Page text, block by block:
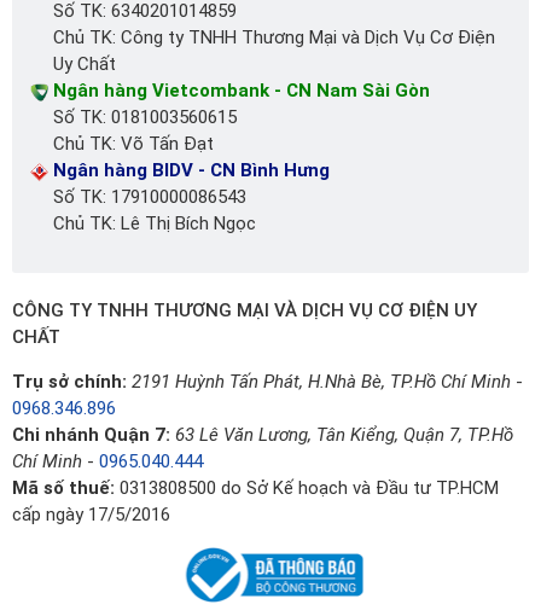
Số TK: 6340201014859
Chủ TK: Công ty TNHH Thương Mại và Dịch Vụ Cơ Điện
Uy Chất
Ngân hàng Vietcombank - CN Nam Sài Gòn
Số TK: 0181003560615
Chủ TK: Võ Tấn Đạt
Ngân hàng BIDV - CN Bình Hưng
Số TK: 17910000086543
Chủ TK: Lê Thị Bích Ngọc
CÔNG TY TNHH THƯƠNG MẠI VÀ DỊCH VỤ CƠ ĐIỆN UY
CHẤT
Trụ sở chính: 2191 Huỳnh Tấn Phát, H.Nhà Bè, TP.Hồ Chí Minh -
0968.346.896
Chi nhánh Quận 7: 63 Lê Văn Lương, Tân Kiểng, Quận 7, TP.Hồ
Chí Minh - 0965.040.444
Mã số thuế: 0313808500 do Sở Kế hoạch và Đầu tư TP.HCM
cấp ngày 17/5/2016